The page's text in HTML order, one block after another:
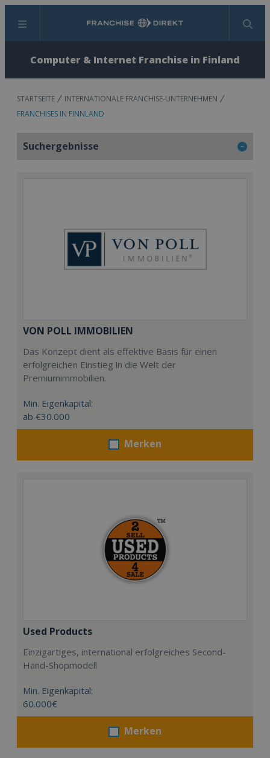
Menü Suchen
Computer & Internet Franchise in Finland
STARTSEITE
INTERNATIONALE FRANCHISE-UNTERNEHMEN
FRANCHISES IN FINNLAND
Suchergebnisse
VON POLL IMMOBILIEN
Das Konzept dient als effektive Basis für einen
erfolgreichen Einstieg in die Welt der
Premiumimmobilien.
Min. Eigenkapital:
ab €30.000
Merken
Used Products
Einzigartiges, international erfolgreiches Second-
Hand-Shopmodell
Min. Eigenkapital:
60.000€
Merken